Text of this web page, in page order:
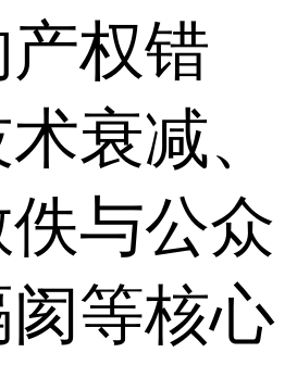
权错
衰减、
佚与公众
等核心